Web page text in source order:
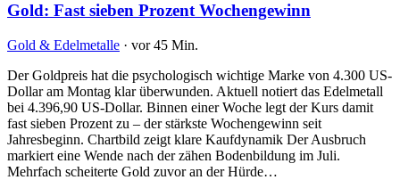
Gold: Fast sieben Prozent Wochengewinn
Gold & Edelmetalle · vor 45 Min.
Der Goldpreis hat die psychologisch wichtige Marke von 4.300 US-
Dollar am Montag klar überwunden. Aktuell notiert das Edelmetall
bei 4.396,90 US-Dollar. Binnen einer Woche legt der Kurs damit
fast sieben Prozent zu – der stärkste Wochengewinn seit
Jahresbeginn. Chartbild zeigt klare Kaufdynamik Der Ausbruch
markiert eine Wende nach der zähen Bodenbildung im Juli.
Mehrfach scheiterte Gold zuvor an der Hürde…